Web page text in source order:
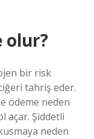
olur?
bir risk
tahriş eder.
ödeme neden
açar. Şiddetli
neden